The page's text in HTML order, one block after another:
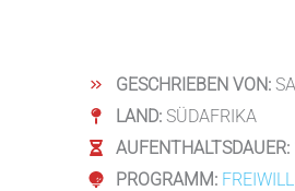
GESCHRIEBEN VON:
LAND:SÜDAFRIKA
AUFENTHALTSDAUER:
PROGRAMM: